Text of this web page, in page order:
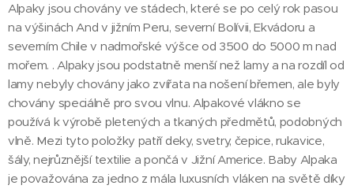
Alpaky jsou chovány ve stádech, které se po celý rok pasou
na výšinách And v jižním Peru, severní Bolívii, Ekvádoru a
severním Chile v nadmořské výšce od 3500 do 5000 m nad
mořem. . Alpaky jsou podstatně menší než lamy a na rozdíl od
lamy nebyly chovány jako zvířata na nošení břemen, ale byly
chovány speciálně pro svou vlnu. Alpakové vlákno se
používá k výrobě pletených a tkaných předmětů, podobných
vlně. Mezi tyto položky patří deky, svetry, čepice, rukavice,
šály, nejrůznější textilie a pončá v Jižní Americe. Baby Alpaka
je považována za jedno z mála luxusních vláken na světě díky